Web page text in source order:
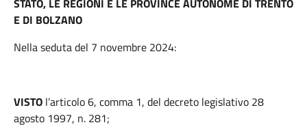
STATO, LE REGIONI E LE PROVINCE AUTONOME DI TRENTO
E DI BOLZANO
Nella seduta del 7 novembre 2024:
VISTO l’articolo 6, comma 1, del decreto legislativo 28
agosto 1997, n. 281;